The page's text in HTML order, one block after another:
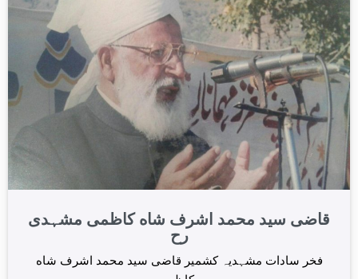
قاضی سید محمد اشرف شاه کاظمی مشہدی
رح
فخر سادات مشہدیہ کشمیر قاضی سید محمد اشرف شاه